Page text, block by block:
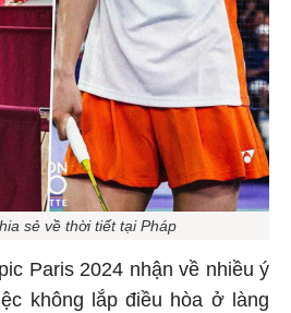
sẻ về thời tiết tại Pháp
Paris 2024 nhận về nhiều ý
không lắp điều hòa ở làng